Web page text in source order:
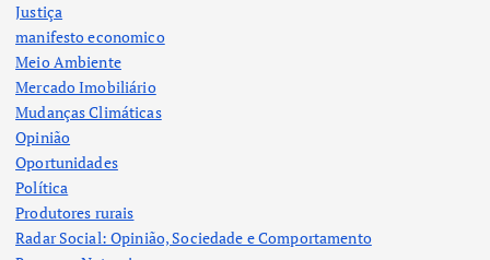
Justiça
manifesto economico
Meio Ambiente
Mercado Imobiliário
Mudanças Climáticas
Opinião
Oportunidades
Política
Produtores rurais
Radar Social: Opinião, Sociedade e Comportamento